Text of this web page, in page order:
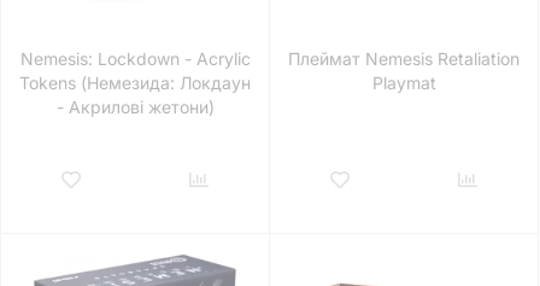
Nemesis: Lockdown - Acrylic
Tokens (Немезида: Локдаун
- Акрилові жетони)
Плеймат Nemesis Retaliation
Playmat